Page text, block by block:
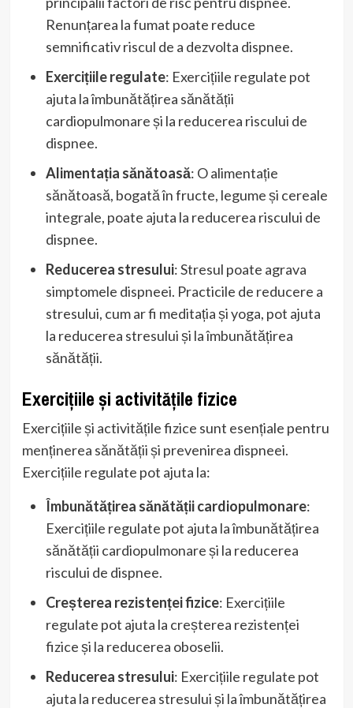
Renunțarea la fumat poate reduce
semnificativ riscul de a dezvolta dispnee.
Exercițiile regulate: Exercițiile regulate pot
ajuta la îmbunătățirea sănătății
cardiopulmonare și la reducerea riscului de
dispnee.
Alimentația sănătoasă: O alimentație
sănătoasă, bogată în fructe, legume și cereale
integrale, poate ajuta la reducerea riscului de
dispnee.
Reducerea stresului: Stresul poate agrava
simptomele dispneei. Practicile de reducere a
stresului, cum ar fi meditația și yoga, pot ajuta
la reducerea stresului și la îmbunătățirea
sănătății.
Exercițiile și activitățile fizice
Exercițiile și activitățile fizice sunt esențiale pentru
menținerea sănătății și prevenirea dispneei.
Exercițiile regulate pot ajuta la:
Îmbunătățirea sănătății cardiopulmonare:
Exercițiile regulate pot ajuta la îmbunătățirea
sănătății cardiopulmonare și la reducerea
riscului de dispnee.
Creșterea rezistenței fizice: Exercițiile
regulate pot ajuta la creșterea rezistenței
fizice și la reducerea oboselii.
Reducerea stresului: Exercițiile regulate pot
ajuta la reducerea stresului și la îmbunătățirea